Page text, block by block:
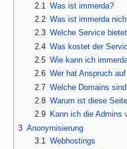
2.1
Was ist immerda?
2.2 Was ist immerda
2.3 Welche Service
2.4 Was kostet der
2.5 Wie kann ich
2.6 Wer hat Anspruch
2.7 Welche Domains
2.8 Warum ist diese
2.9
Kann ich die Admins
3 Anonymisierung
3.1 Webhostings